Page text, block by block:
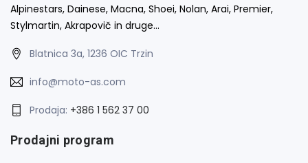
Alpinestars, Dainese, Macna, Shoei, Nolan, Arai, Premier,
Stylmartin, Akrapovič in druge…
Blatnica 3a, 1236 OIC Trzin
info@moto-as.com
Prodaja: +386 1 562 37 00
Prodajni program